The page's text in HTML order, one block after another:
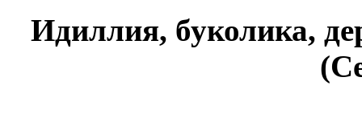
Идиллия, буколика,